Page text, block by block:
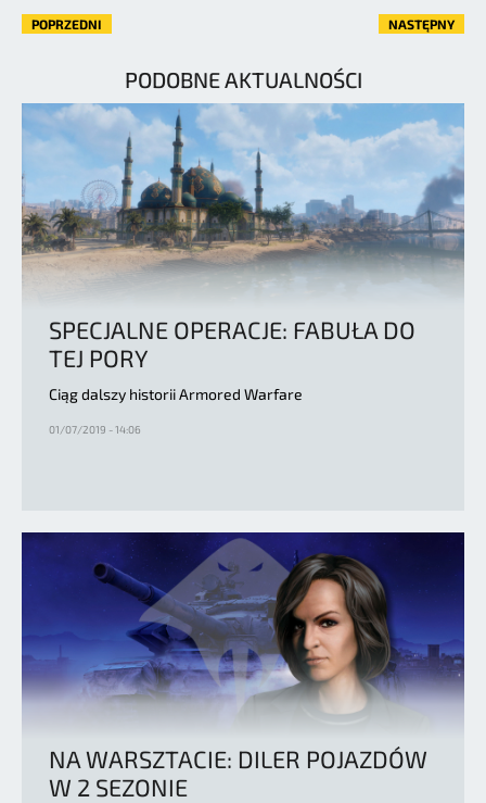
POPRZEDNI NASTĘPNY
PODOBNE AKTUALNOŚCI
SPECJALNE OPERACJE: FABUŁA DO
TEJ PORY
Ciąg dalszy historii Armored Warfare
01/07/2019 - 14:06
NA WARSZTACIE: DILER POJAZDÓW
W 2 SEZONIE